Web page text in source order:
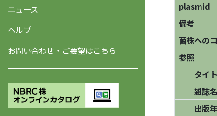
ニュース
ヘルプ
お問い合わせ・ご要望はこちら
plasmid
備考
菌株への
参照
タイ
雑誌名/
出版